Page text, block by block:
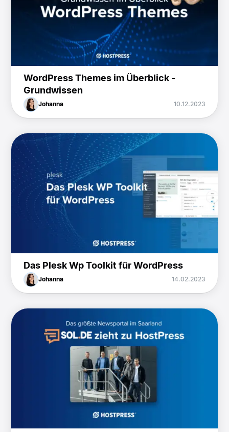
WordPress Themes im Überblick -
Grundwissen
Johanna 10.12.2023
Das Plesk Wp Toolkit für WordPress
Johanna 14.02.2023